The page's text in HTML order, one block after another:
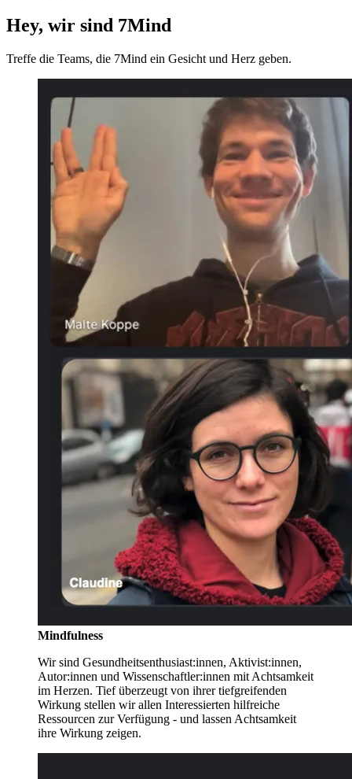
Hey, wir sind 7Mind
Treffe die Teams, die 7Mind ein Gesicht und Herz geben.
Mindfulness
Wir sind Gesundheitsenthusiast:innen, Aktivist:innen,
Autor:innen und Wissenschaftler:innen mit Achtsamkeit
im Herzen. Tief überzeugt von ihrer tiefgreifenden
Wirkung stellen wir allen Interessierten hilfreiche
Ressourcen zur Verfügung - und lassen Achtsamkeit
ihre Wirkung zeigen.